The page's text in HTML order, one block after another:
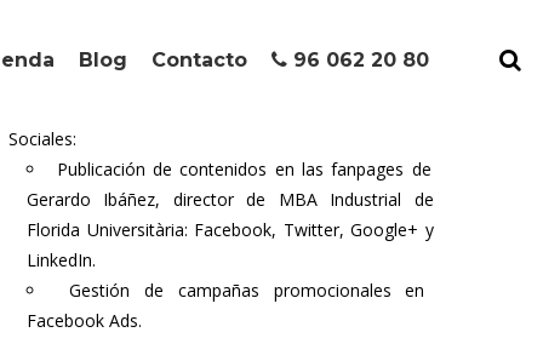
Blog Contacto 96 062 20 80
Optimización de contenidos para
posicionamiento SEO.
Sociales:
Publicación de contenidos en las fanpages de
Gerardo Ibáñez, director de MBA Industrial de
Florida Universitària: Facebook, Twitter, Google+ y
LinkedIn.
Gestión de campañas promocionales en
Facebook Ads.